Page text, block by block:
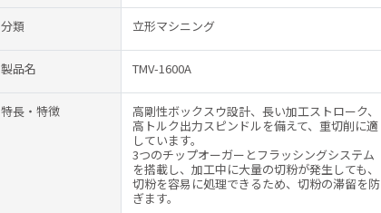
分類 立形マシニング
製品名 TMV-1600A
特長・特徴
高剛性ボックスウ設計、長い加工ストローク、
高トルク出力スピンドルを備えて、重切削に適
しています。
3つのチップオーガーとフラッシングシステム
を搭載し、加工中に大量の切粉が発生しても、
切粉を容易に処理できるため、切粉の滞留を防
ぎます。